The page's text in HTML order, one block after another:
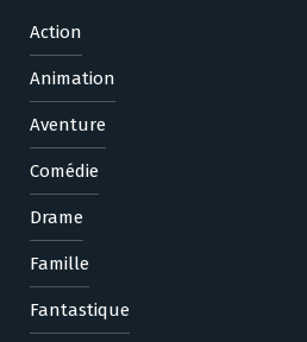
Action
Animation
Aventure
Comédie
Drame
Famille
Fantastique